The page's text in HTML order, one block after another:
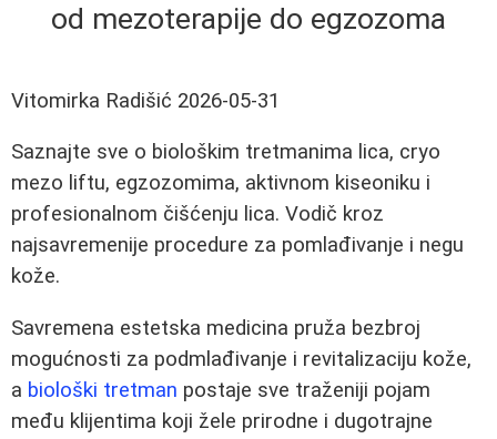
od mezoterapije do egzozoma
Vitomirka Radišić 2026-05-31
Saznajte sve o biološkim tretmanima lica, cryo
mezo liftu, egzozomima, aktivnom kiseoniku i
profesionalnom čišćenju lica. Vodič kroz
najsavremenije procedure za pomlađivanje i negu
kože.
Savremena estetska medicina pruža bezbroj
mogućnosti za podmlađivanje i revitalizaciju kože,
a biološki tretman postaje sve traženiji pojam
među klijentima koji žele prirodne i dugotrajne